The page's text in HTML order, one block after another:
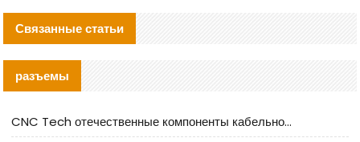
Связанные статьи
разъемы
CNC Tech отечественные компоненты кабельной арматуры оценка и руководство по производственному внедрению